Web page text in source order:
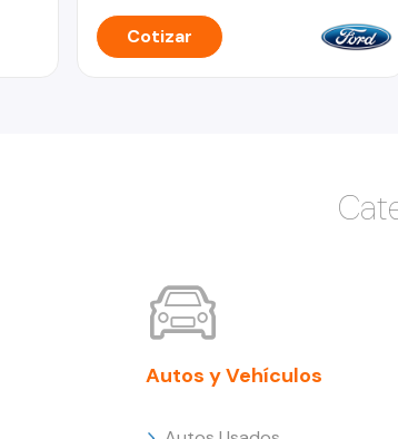
Cotizar
Autos y Vehículos